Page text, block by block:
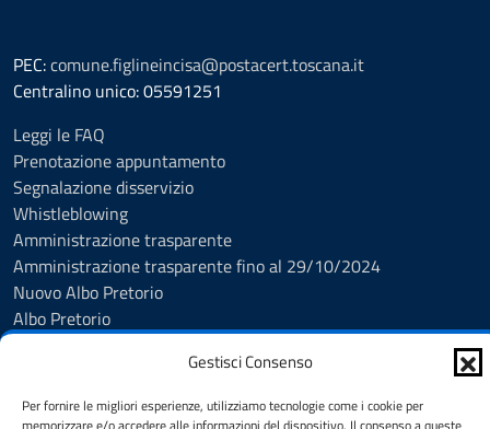
Gestisci Consenso
Per fornire le migliori esperienze, utilizziamo tecnologie come i cookie per
PEC:comune.figlineincisa@postacert.toscana.it
Centralino unico: 05591251
Leggi le FAQ
Prenotazione appuntamento
Segnalazione disservizio
Whistleblowing
Amministrazione trasparente
Amministrazione trasparente fino al 29/10/2024
Nuovo Albo Pretorio
Albo Pretorio
Dichiarazione di accessibilità
Note legali